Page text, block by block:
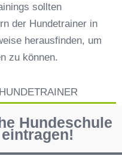
sollten
der Hundetrainer in
herausfinden, um
zu können.
Hundeschule